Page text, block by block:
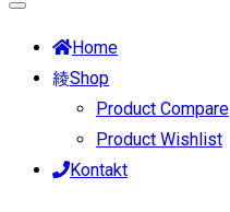
Home
Shop
Product Compare
Product Wishlist
Kontakt